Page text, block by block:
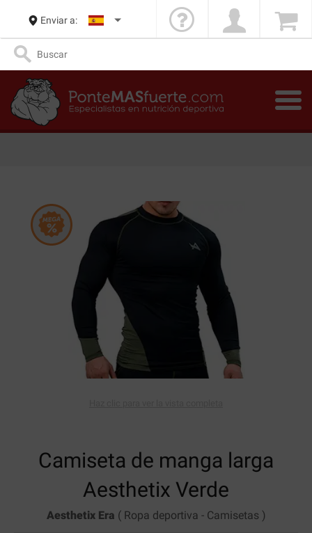
Enviar a:
Camiseta de manga larga
Aesthetix Verde
Aesthetix Era ( Ropa deportiva - Camisetas )